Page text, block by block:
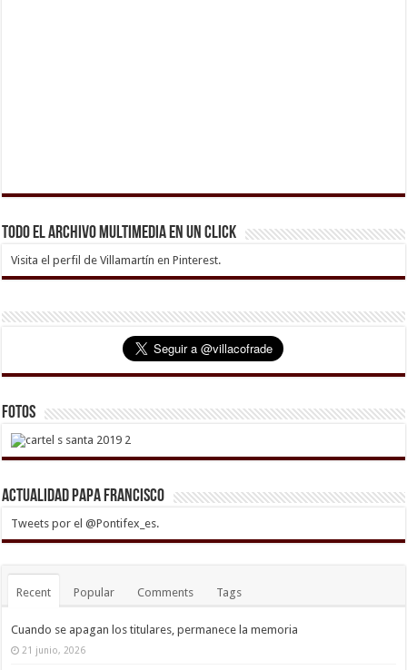
Todo el archivo multimedia en un click
Visita el perfil de Villamartín en Pinterest.
Fotos
Actualidad Papa Francisco
Tweets por el @Pontifex_es.
Recent Popular Comments Tags
Cuando se apagan los titulares, permanece la memoria
21 junio, 2026